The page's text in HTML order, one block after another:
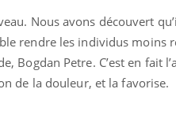
Nous avons découvert
rendre les individus moins
Bogdan Petre. C’est en fait
de la douleur, et la favorise.